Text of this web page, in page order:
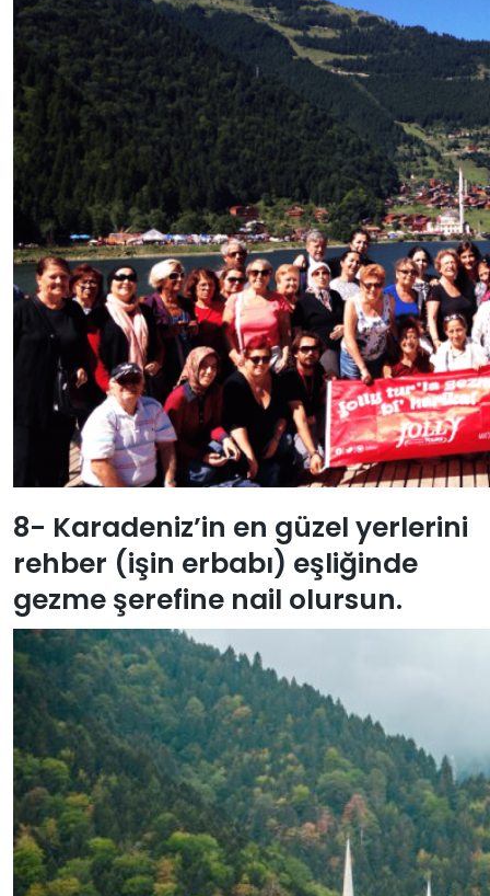
8- Karadeniz’in en güzel yerlerini
rehber (işin erbabı) eşliğinde
gezme şerefine nail olursun.